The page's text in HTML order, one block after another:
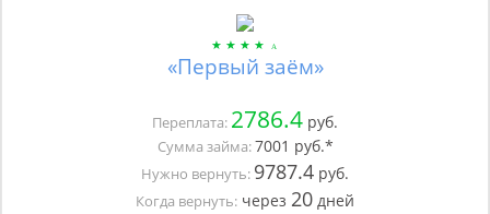
«Первый заём»
Переплата: 2786.4 руб.
Сумма займа:7001 руб.*
Нужно вернуть: 9787.4 руб.
Когда вернуть: через 20 дней